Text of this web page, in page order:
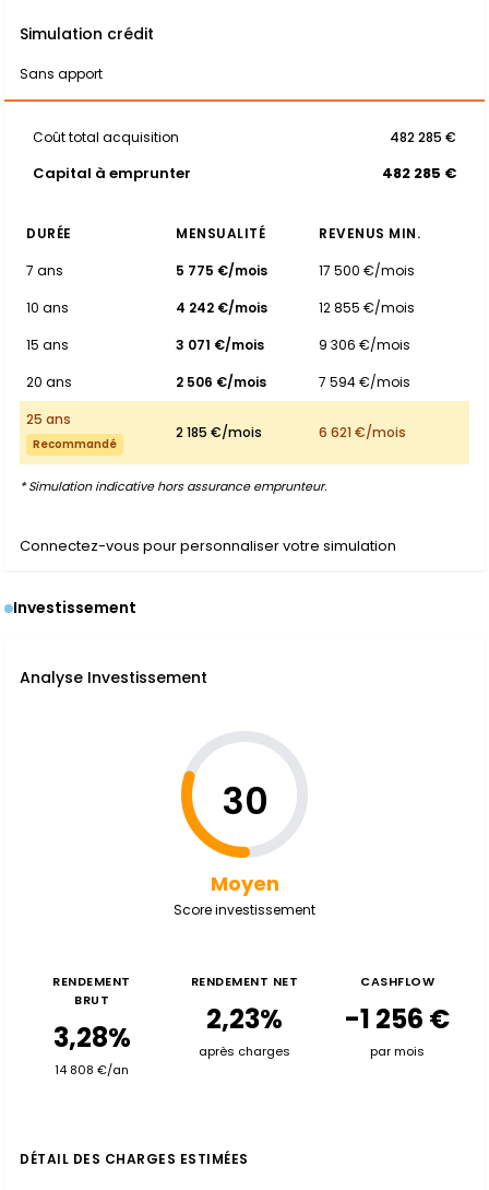
Simulation crédit
Sans apport
Coût total acquisition 482 285 €
Capital à emprunter 482 285 €
DURÉE MENSUALITÉ
REVENUS MIN.
7 ans
5 775 €/mois
17 500 €/mois
10 ans
4 242 €/mois
12 855 €/mois
15 ans
3 071 €/mois
9 306 €/mois
20 ans
2 506 €/mois
7 594 €/mois
25 ans
Recommandé
2 185 €/mois 6 621 €/mois
* Simulation indicative hors assurance emprunteur.
Connectez-vous pour personnaliser votre simulation
Investissement
Analyse Investissement
30
Moyen
Score investissement
RENDEMENT
BRUT
3,28%
14 808 €/an
RENDEMENT NET
2,23%
après charges
CASHFLOW
-1 256 €
par mois
DÉTAIL DES CHARGES ESTIMÉES